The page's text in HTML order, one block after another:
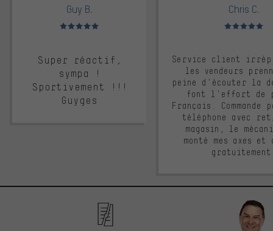
Guy B.
Note moyenne : 5 sur 5
Super réactif,
sympa !
Sportivement !!!
Guyges
Chris C.
Note moyenne :
Service client
les vendeurs
peine d'écouter la
font l'effort de
Français. Commande
téléphone avec
magasin, le
monté mes axes et